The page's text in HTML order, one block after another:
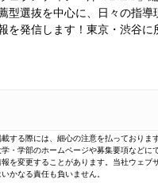
型選抜を中心に、日々の指
を発信します！東京・渋谷に
する際には、細心の注意を払っており
・学部のホームページや募集要項など
を変更することがあります。当社ウェ
かなる責任も負いません。